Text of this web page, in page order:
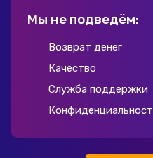
Мы не подведём:
Возврат денег
Качество
Служба поддержки